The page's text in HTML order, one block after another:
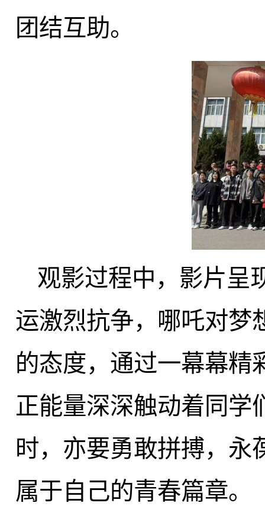
团结互助。
观影过程中 ， 影片呈
运激烈抗争，哪吒对梦
的态度，通过一幕幕精
正能量深深触动着同学
时，亦要勇敢拼搏，永
属于自己的青春篇章。